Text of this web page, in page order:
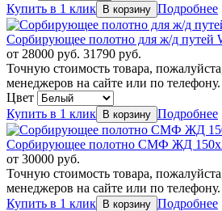
Купить в 1 клик
Подробнее
Сорбирующее полотно для ж/д путей
от 28000 руб. 31790 руб.
Точную стоимость товара,
менеджеров на сайте или по телефону.
Цвет
Купить в 1 клик
Подробнее
Сорбирующее полотно СМФ ЖД
от 30000 руб.
Точную стоимость товара,
менеджеров на сайте или по телефону.
Купить в 1 клик
Подробнее